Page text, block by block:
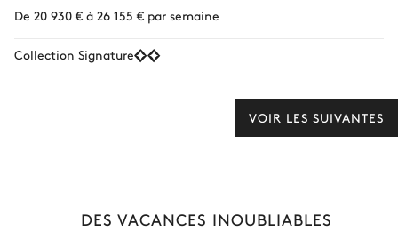
De 20 930 € à 26 155 € par semaine
Collection Signature
VOIR LES SUIVANTES
DES VACANCES INOUBLIABLES